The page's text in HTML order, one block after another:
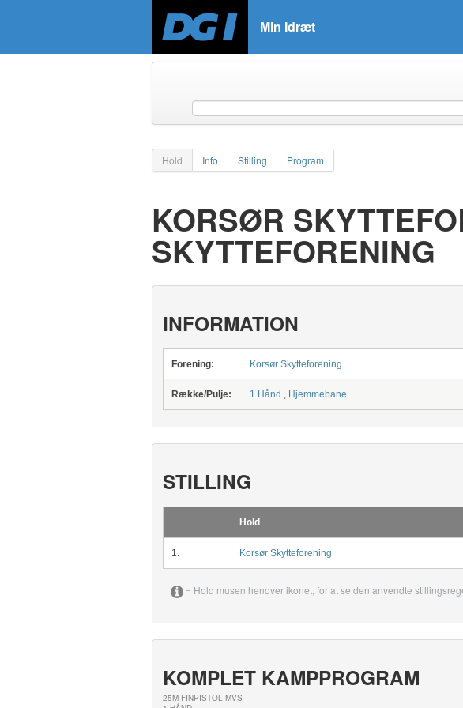
Min Idræt
Hold Info Stilling Program
KORSØR
SKYTTEFORENING
INFORMATION
Forening: Korsør Skytteforening
Række/Pulje: 1 Hånd , Hjemmebane
STILLING
Hold
1. Korsør Skytteforening
= Hold musen henover ikonet, for at se den anvendte
KOMPLET KAMPPROGRAM
25M FINPISTOL MVS